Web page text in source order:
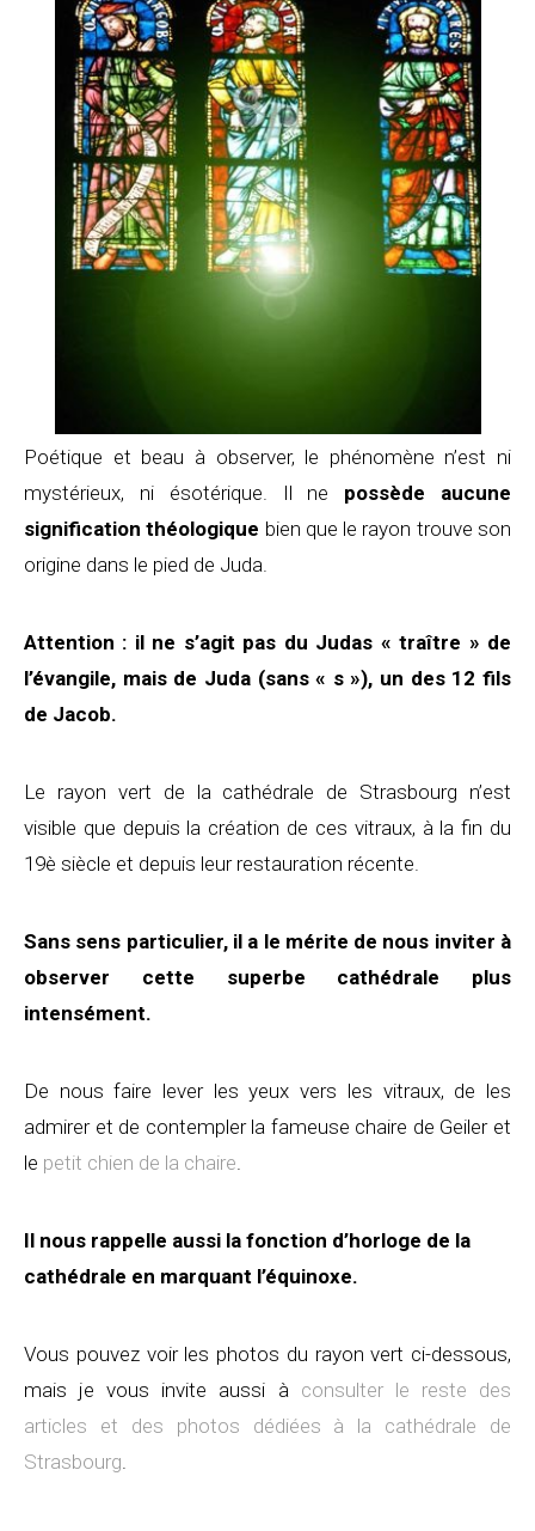
Poétique et beau à observer, le phénomène n’est ni
mystérieux, ni ésotérique. Il ne possède aucune
signification théologique bien que le rayon trouve son
origine dans le pied de Juda.
Attention : il ne s’agit pas du Judas « traître » de
l’évangile, mais de Juda (sans « s »), un des 12 fils
de Jacob.
Le rayon vert de la cathédrale de Strasbourg n’est
visible que depuis la création de ces vitraux, à la fin du
19è siècle et depuis leur restauration récente.
Sans sens particulier, il a le mérite de nous inviter à
observer cette superbe cathédrale plus
intensément.
De nous faire lever les yeux vers les vitraux, de les
admirer et de contempler la fameuse chaire de Geiler et
le petit chien de la chaire
Il nous rappelle aussi la fonction d’horloge de la
cathédrale en marquant l’équinoxe.
Vous pouvez voir les photos du rayon vert ci-dessous,
mais je vous invite aussi à consulter le reste des
articles et des photos dédiées à la cathédrale de
Strasbourg